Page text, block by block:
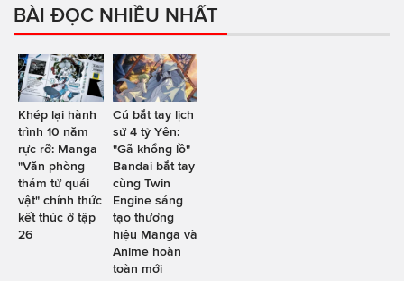
BÀI ĐỌC NHIỀU NHẤT
Khép lại hành
trình 10 năm
rực rỡ: Manga
"Văn phòng
thám tử quái
vật" chính thức
kết thúc ở tập
26
Cú bắt tay lịch
sử 4 tỷ Yên:
"Gã khổng lồ"
Bandai bắt tay
cùng Twin
Engine sáng
tạo thương
hiệu Manga và
Anime hoàn
toàn mới